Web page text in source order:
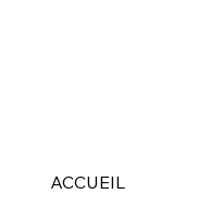
ACCUEIL